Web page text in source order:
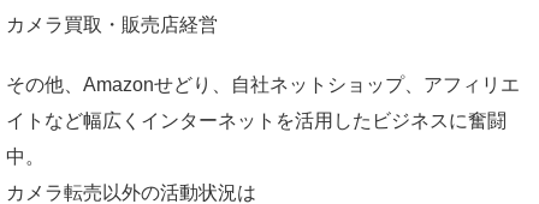
カメラ買取・販売店経営
その他、Amazonせどり、自社ネットショップ、アフィリエ
イトなど幅広くインターネットを活用したビジネスに奮闘
中。
カメラ転売以外の活動状況は